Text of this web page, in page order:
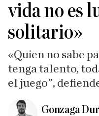
vida no es
solitario»
«Quien no sabe
tenga talento,
el juego",
Gonzaga